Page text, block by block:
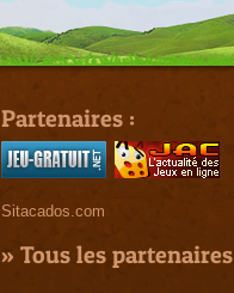
Partenaires :
Sitacados.com
» Tous les partenaires